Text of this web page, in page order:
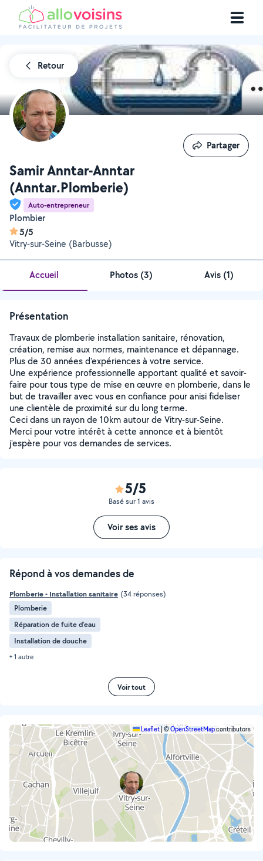
Retour
Samir Anntar-Anntar
(Anntar.Plomberie)
Auto-entrepreneur
Plombier
5/5
Vitry-sur-Seine (Barbusse)
Partager
Partager
Accueil Photos (3) Avis (1)
Présentation
Travaux de plomberie installation sanitaire, rénovation,
création, remise aux normes, maintenance et dépannage.
Plus de 30 années d'expériences à votre service.
Une expérience professionnelle apportant qualité et savoir-
faire pour tous type de mise en œuvre en plomberie, dans le
but de travailler avec vous en confiance pour anisi fideliser
une clientèle de proximité sur du long terme.
Ceci dans un rayon de 10km autour de Vitry-sur-Seine.
Merci pour votre intérêt à cette annonce et à bientôt
j'espère pour vos demandes de services.
5/5
Basé sur 1 avis
Voir ses avis
Répond à vos demandes de
Plomberie - Installation sanitaire (34 réponses)
Plomberie
Réparation de fuite d'eau
Installation de douche
+ 1 autre
Voir tout
Leaflet ©OpenStreetMapcontributors